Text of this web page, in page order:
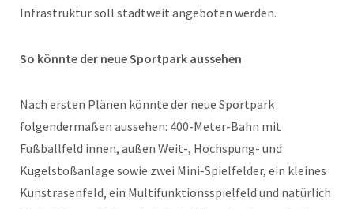
Infrastruktur soll stadtweit angeboten werden.
So könnte der neue Sportpark aussehen
Nach ersten Plänen könnte der neue Sportpark
folgendermaßen aussehen: 400-Meter-Bahn mit
Fußballfeld innen, außen Weit-, Hochspung- und
Kugelstoßanlage sowie zwei Mini-Spielfelder, ein kleines
Kunstrasenfeld, ein Multifunktionsspielfeld und natürlich